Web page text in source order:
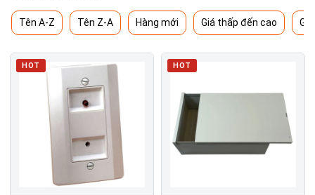
Tên A-Z Tên Z-A Hàng mới Giá thấp đến cao
HOT HOT